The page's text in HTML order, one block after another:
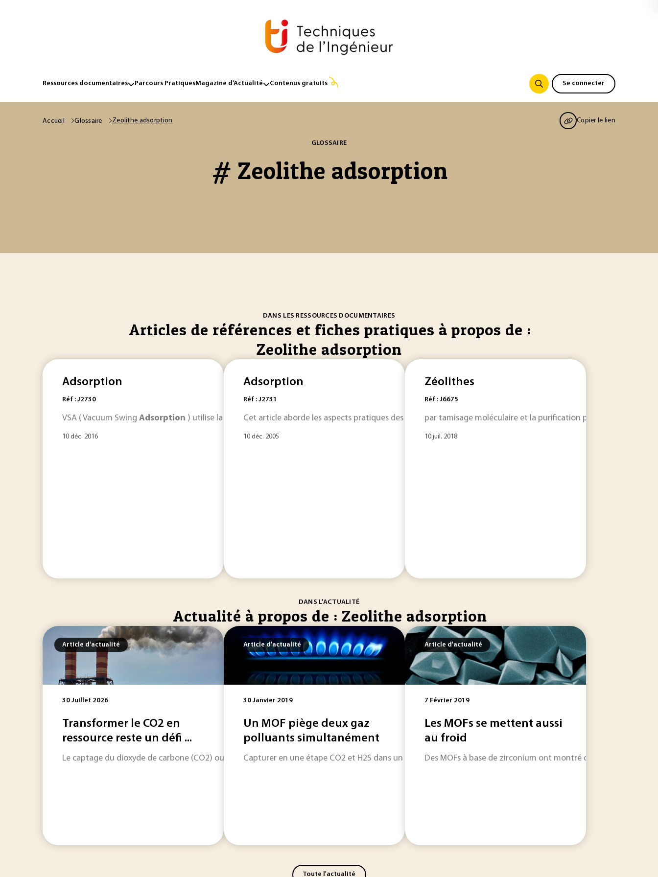
Ressources documentaires Parcours PratiquesMagazine d’Actualité Contenus gratuits Se connecter
Accueil Glossaire Zeolithe adsorption Copier le lien
GLOSSAIRE
# Zeolithe adsorption
DANS LES RESSOURCES DOCUMENTAIRES
Articles de références et fiches pratiques à propos de :
Zeolithe adsorption
Adsorption
Réf : J2730
VSA ( Vacuum Swing Adsorption ) utilise la zéolithe LiX obtenue à partir de la zéolite NaX par échange... de Toth est souvent utilisé pour modéliser
10 déc. 2016
Adsorption
Réf : J2731
Cet article aborde les aspects pratiques des principaux procédés d’adsorption. Souples... ’adsorption
10 déc. 2005
Zéolithes
Réf : J6675
par tamisage moléculaire et la purification par
10 juil. 2018
DANS L'ACTUALITÉ
Actualité à propos de : Zeolithe adsorption
Article d'actualité
30 Juillet 2026
Transformer le CO2 en
ressource reste un défi ...
Le captage du dioxyde de carbone (CO2) ouvre une voie industrielle complémentaire à la réduction à la source des émissions. Son intérêt dépend toutefois
Article d'actualité
30 Janvier 2019
Un MOF piège deux gaz
polluants simultanément
Capturer en une étape CO2 et H2S dans un milieu riche en méthane, c’est possible, grâce à une nouvelle
Article d'actualité
7 Février 2019
Les MOFs se mettent aussi
au froid
Des MOFs à base de zirconium ont montré des
Toute l'actualité